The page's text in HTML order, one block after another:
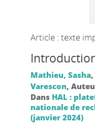
Article : texte
Mathieu, Sasha,
Varescon,
Dans HAL :
nationale de
(janvier 2024)